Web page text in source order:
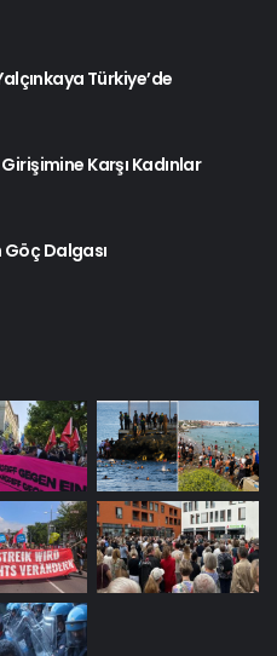
Türkiye’de
Karşı Kadınlar
Göç Dalgası